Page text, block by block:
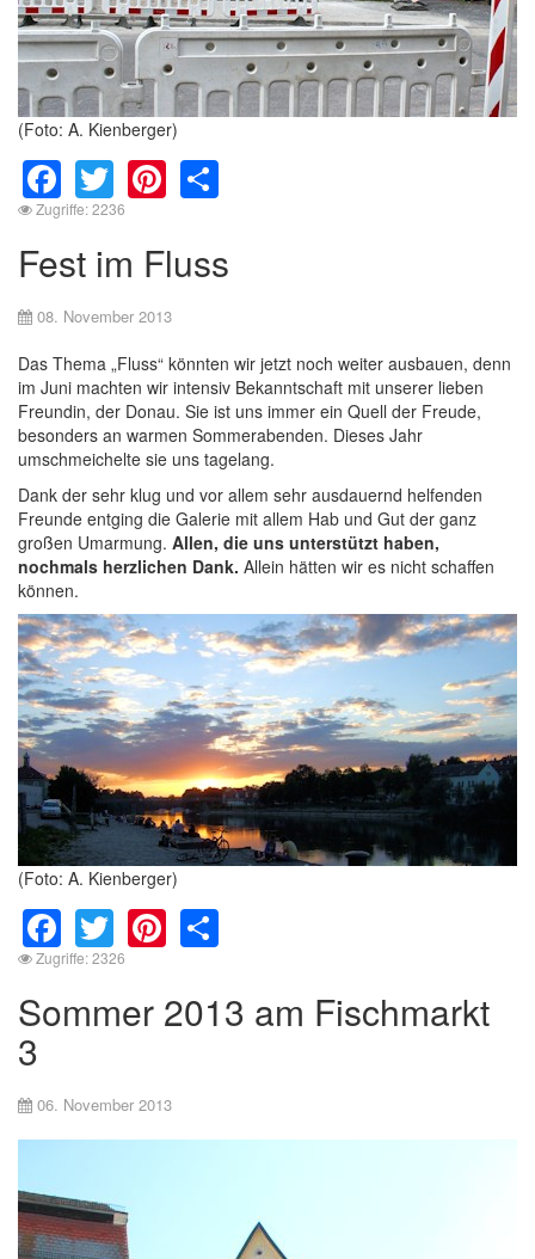
(Foto: A. Kienberger)
Facebook
TwitterPinterest
Zugriffe: 2236
Fest im Fluss
08. November 2013
Das Thema „Fluss“ könnten wir jetzt noch weiter ausbauen, denn
im Juni machten wir intensiv Bekanntschaft mit unserer lieben
Freundin, der Donau. Sie ist uns immer ein Quell der Freude,
besonders an warmen Sommerabenden. Dieses Jahr
umschmeichelte sie uns tagelang.
Dank der sehr klug und vor allem sehr ausdauernd helfenden
Freunde entging die Galerie mit allem Hab und Gut der ganz
großen Umarmung. Allen, die uns unterstützt haben,
nochmals herzlichen Dank. Allein hätten wir es nicht schaffen
können.
(Foto: A. Kienberger)
Facebook
TwitterPinterest
Zugriffe: 2326
Sommer 2013 am Fischmarkt
3
06. November 2013